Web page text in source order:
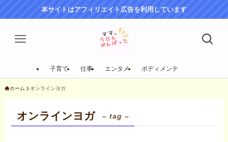
本サイトはアフィリエイト広告を利用しています
子育て 仕事 エンタメ ボディメンテ
ホーム オンラインヨガ
オンラインヨガ – tag –